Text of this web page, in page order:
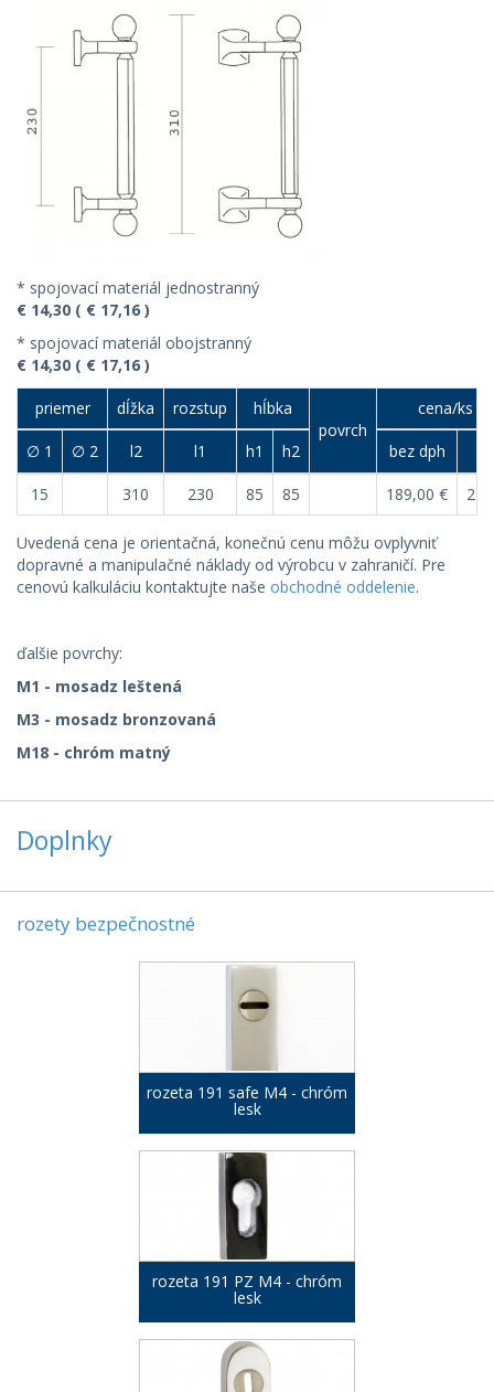
* spojovací materiál jednostranný
€ 14,30 ( € 17,16 )
* spojovací materiál obojstranný
€ 14,30 ( € 17,16 )
priemer dĺžka rozstup
hĺbka
povrch
cena/ks
∅ 1 ∅ 2 l2 l1 h1 h2 bez dph
15 310 230 85 85 189,00 €
Uvedená cena je orientačná, konečnú cenu môžu ovplyvniť
dopravné a manipulačné náklady od výrobcu v zahraničí. Pre
cenovú kalkuláciu kontaktujte naše obchodné oddelenie.
ďalšie povrchy:
M1 - mosadz leštená
M3 - mosadz bronzovaná
M18 - chróm matný
Doplnky
rozety bezpečnostné
rozeta 191 safe M4 - chróm
lesk
rozeta 191 PZ M4 - chróm
lesk